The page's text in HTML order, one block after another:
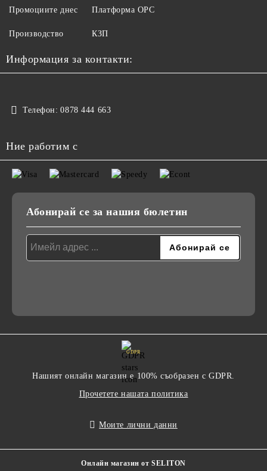
Промоциите днес
Производство
Платформа ОРС
КЗП
Информация за контакти:
Телефон: 0878 444 663
Ние работим с
Абонирай се за нашия бюлетин
GDPR
Нашият онлайн магазин е 100% съобразен с GDPR.
Прочетете нашата политика
Моите лични данни
Онлайн магазин от SELITON